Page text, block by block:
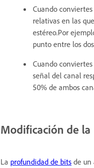
Cuando
relativas en las
estéreo.Por
punto entre los
Cuando
señal del canal
50% de ambos
Modificación de
La profundidad de bits de un